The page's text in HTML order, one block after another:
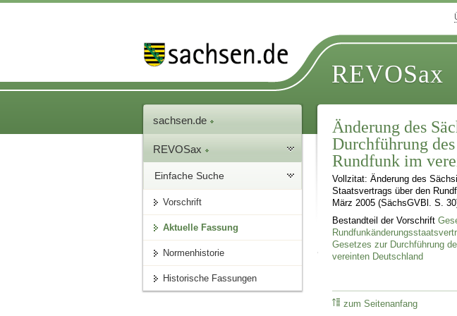
REVOSax
sachsen.de
REVOSax
Einfache Suche
Vorschrift
Aktuelle Fassung
Normenhistorie
Historische Fassungen
Änderung des
Durchführung
Rundfunk im
Vollzitat: Änderung des
Staatsvertrags über den
März 2005 (SächsGVBl. S.
Bestandteil der Vorschrift
Gesetzes zur Durchführung
vereinten Deutschland
zum Seitenanfang